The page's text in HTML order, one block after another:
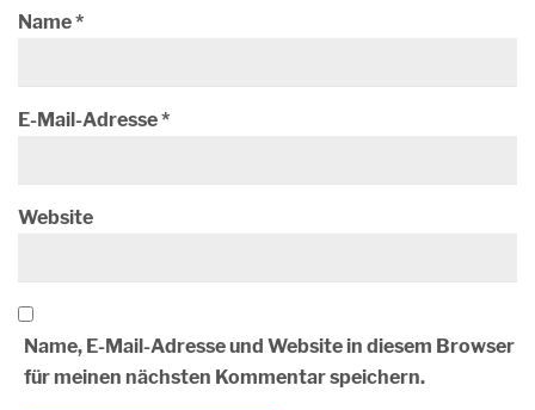
Name*
E-Mail-Adresse*
Website
Name, E-Mail-Adresse und Website in diesem Browser
für meinen nächsten Kommentar speichern.